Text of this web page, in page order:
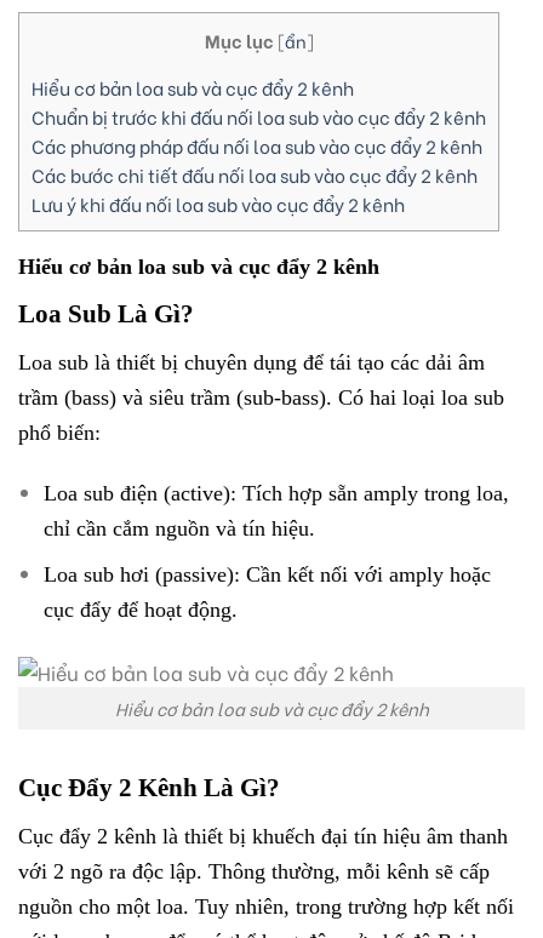
Mục lục [ẩn]
Hiểu cơ bản loa sub và cục đẩy 2 kênh
Chuẩn bị trước khi đấu nối loa sub vào cục đẩy 2 kênh
Các phương pháp đấu nối loa sub vào cục đẩy 2 kênh
Các bước chi tiết đấu nối loa sub vào cục đẩy 2 kênh
Lưu ý khi đấu nối loa sub vào cục đẩy 2 kênh
Hiểu cơ bản loa sub và cục đẩy 2 kênh
Loa Sub Là Gì?
Loa sub là thiết bị chuyên dụng để tái tạo các dải âm
trầm (bass) và siêu trầm (sub-bass). Có hai loại loa sub
phổ biến:
Loa sub điện (active): Tích hợp sẵn amply trong loa,
chỉ cần cắm nguồn và tín hiệu.
Loa sub hơi (passive): Cần kết nối với amply hoặc
cục đẩy để hoạt động.
Hiểu cơ bản loa sub và cục đẩy 2 kênh
Cục Đẩy 2 Kênh Là Gì?
Cục đẩy 2 kênh là thiết bị khuếch đại tín hiệu âm thanh
với 2 ngõ ra độc lập. Thông thường, mỗi kênh sẽ cấp
nguồn cho một loa. Tuy nhiên, trong trường hợp kết nối